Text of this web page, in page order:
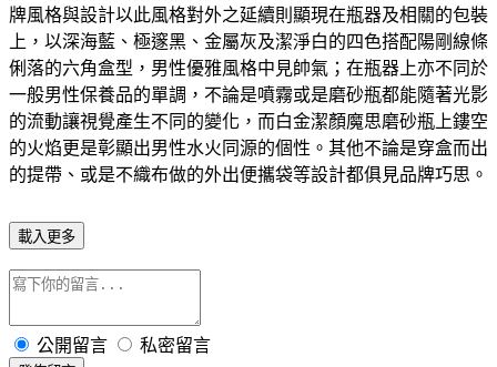
牌風格與設計以此風格對外之延續則顯現在瓶器及相關的包裝
上，以深海藍、極邃黑、金屬灰及潔淨白的四色搭配陽剛線條
俐落的六角盒型，男性優雅風格中見帥氣；在瓶器上亦不同於
一般男性保養品的單調，不論是噴霧或是磨砂瓶都能隨著光影
的流動讓視覺產生不同的變化，而白金潔顏魔思磨砂瓶上鏤空
的火焰更是彰顯出男性水火同源的個性。其他不論是穿盒而出
的提帶、或是不織布做的外出便攜袋等設計都俱見品牌巧思。
載入更多
公開留言 私密留言